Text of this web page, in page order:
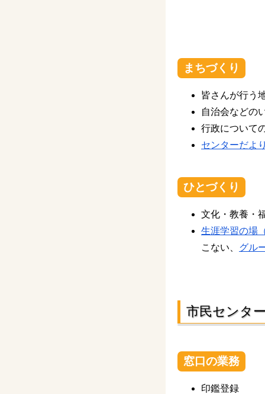
まちづくり
皆さんが行う
自治会などの
行政について
センターだよ
ひとづくり
文化・教養・
生涯学習の場
こない、 グル
市民センタ
窓口の業務
印鑑登録